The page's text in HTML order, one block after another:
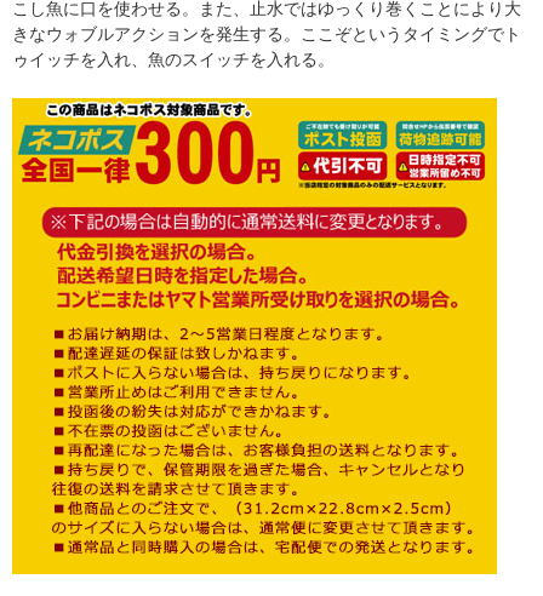
こし魚に口を使わせる。また、止水ではゆっくり巻くことにより大
きなウォブルアクションを発生する。ここぞというタイミングでト
ゥイッチを入れ、魚のスイッチを入れる。